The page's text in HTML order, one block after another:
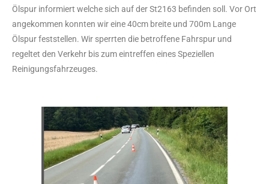
Ölspur informiert welche sich auf der St2163 befinden soll. Vor Ort
angekommen konnten wir eine 40cm breite und 700m Lange
Ölspur feststellen. Wir sperrten die betroffene Fahrspur und
regeltet den Verkehr bis zum eintreffen eines Speziellen
Reinigungsfahrzeuges.